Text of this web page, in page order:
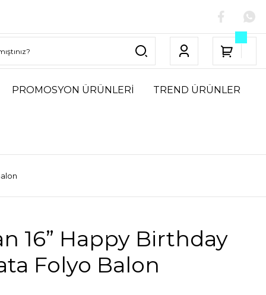
PROMOSYON ÜRÜNLERİ TREND ÜRÜNLER
16” Happy Birthday
Folyo Balon